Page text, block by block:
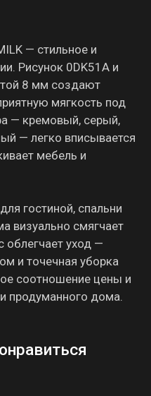
— стильное и
Рисунок 0DK51A и
8 мм создают
мягкость под
— кремовый, серый,
— легко вписывается
мебель и
гостиной, спальни
визуально смягчает
облегчает уход —
и точечная уборка
соотношение цены и
продуманного дома.